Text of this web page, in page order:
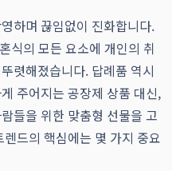
하며 끊임없이 진화합니다.
식의 모든 요소에 개인의 취
렷해졌습니다. 답례품 역시
주어지는 공장제 상품 대신,
들을 위한 맞춤형 선물을 고
드의 핵심에는 몇 가지 중요